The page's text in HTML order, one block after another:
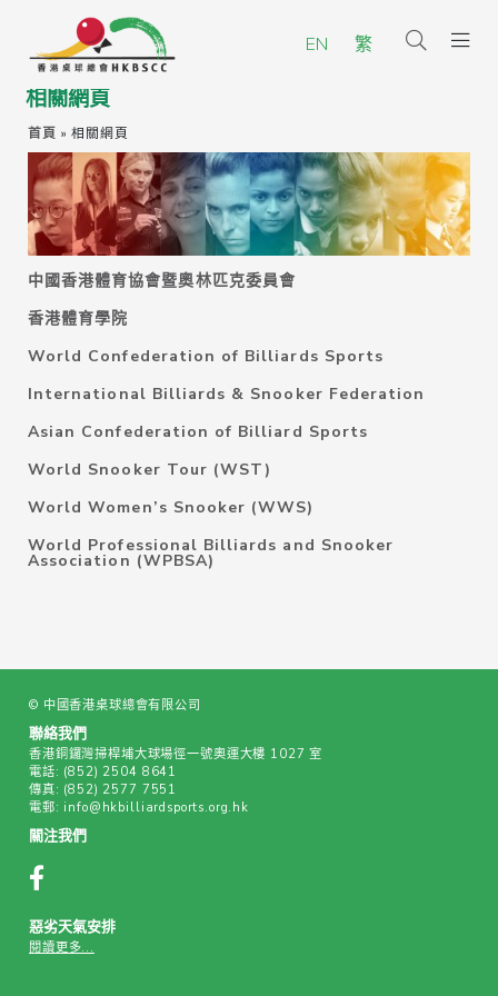
EN 繁
相關網頁
首頁 »相關網頁
中國香港體育協會暨奧林匹克委員會
香港體育學院
World Confederation of Billiards Sports
International Billiards & Snooker Federation
Asian Confederation of Billiard Sports
World Snooker Tour (WST)
World Women’s Snooker (WWS)
World Professional Billiards and Snooker
Association (WPBSA)
© 中國香港桌球總會有限公司
聯絡我們
香港銅鑼灣掃桿埔大球場徑一號奧運大樓 1027 室
電話: (852) 2504 8641
傳真: (852) 2577 7551
電郵: info@hkbilliardsports.org.hk
關注我們
惡劣天氣安排
閱讀更多...